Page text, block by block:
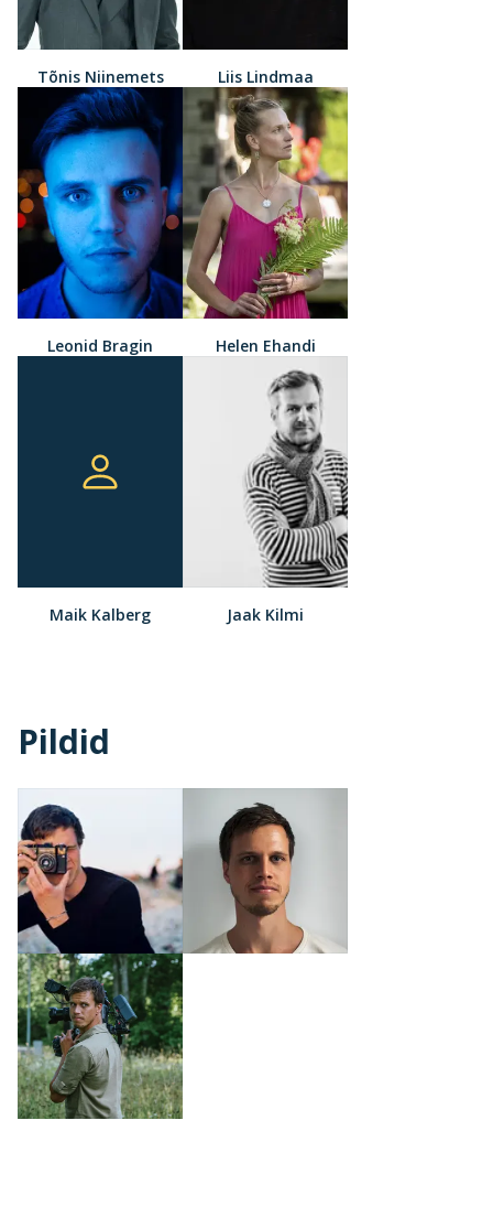
Tõnis Niinemets Liis Lindmaa
Leonid Bragin Helen Ehandi
Maik Kalberg Jaak Kilmi
Pildid